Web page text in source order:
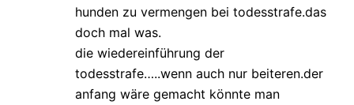
hunden zu vermengen bei todesstrafe.das
doch mal was.
die wiedereinführung der
todesstrafe…..wenn auch nur beiteren.der
anfang wäre gemacht könnte man